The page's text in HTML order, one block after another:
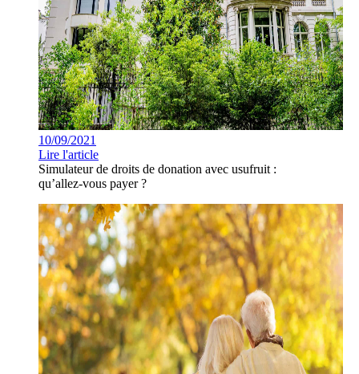
10/09/2021
Lire l'article
Simulateur de droits de donation avec usufruit :
qu’allez-vous payer ?